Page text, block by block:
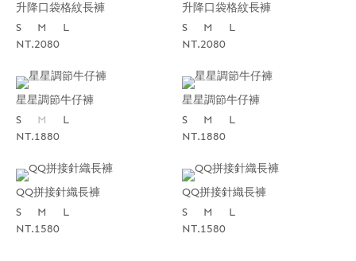
升降口袋格紋長褲
S
M
L
NT.2080
升降口袋格紋長褲
S
M
L
NT.2080
星星調節牛仔褲
S
M
L
NT.1880
星星調節牛仔褲
S
M
L
NT.1880
QQ拼接針織長褲
S
M
L
NT.1580
QQ拼接針織長褲
S
M
L
NT.1580